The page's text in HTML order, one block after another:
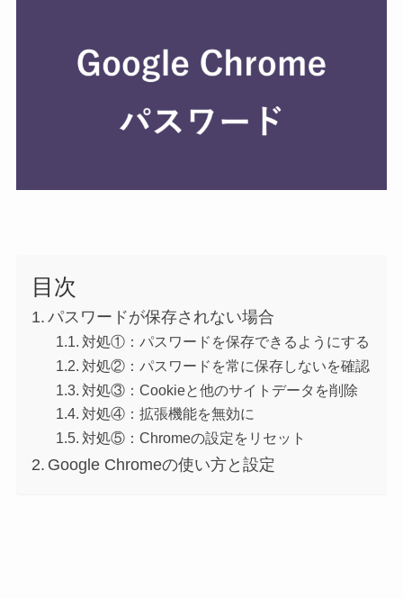
目次
パスワードが保存されない場合
対処①：パスワードを保存できるようにする
対処②：パスワードを常に保存しないを確認
対処③：Cookieと他のサイトデータを削除
対処④：拡張機能を無効に
対処⑤：Chromeの設定をリセット
Google Chromeの使い方と設定